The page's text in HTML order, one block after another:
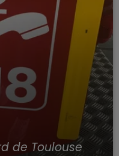
de Toulouse